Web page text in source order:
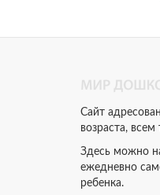
Сайт
возраста,
Здесь можно
ежедневно
ребенка.